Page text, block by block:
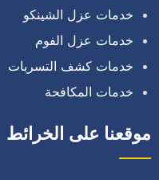
خدمات عزل الشينكو
خدمات عزل الفوم
خدمات كشف التسربات
خدمات المكافحة
موقعنا على الخرائط